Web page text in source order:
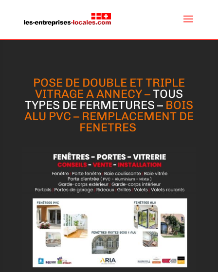
POSE DE DOUBLE ET TRIPLE
VITRAGE A ANNECY –TOUS
TYPES DE FERMETURES – BOIS
ALU PVC – REMPLACEMENT DE
FENETRES